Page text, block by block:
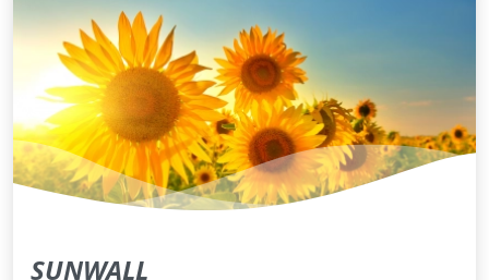
SUNWALL